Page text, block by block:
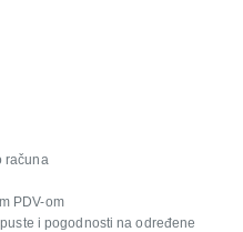
računa
PDV-om
i pogodnosti na određene